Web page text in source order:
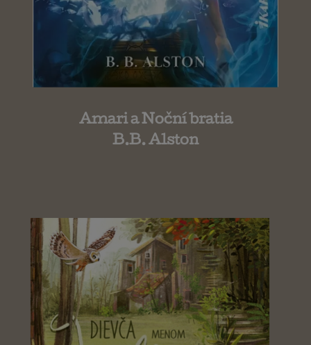
Amari a Noční bratia
B.B. Alston